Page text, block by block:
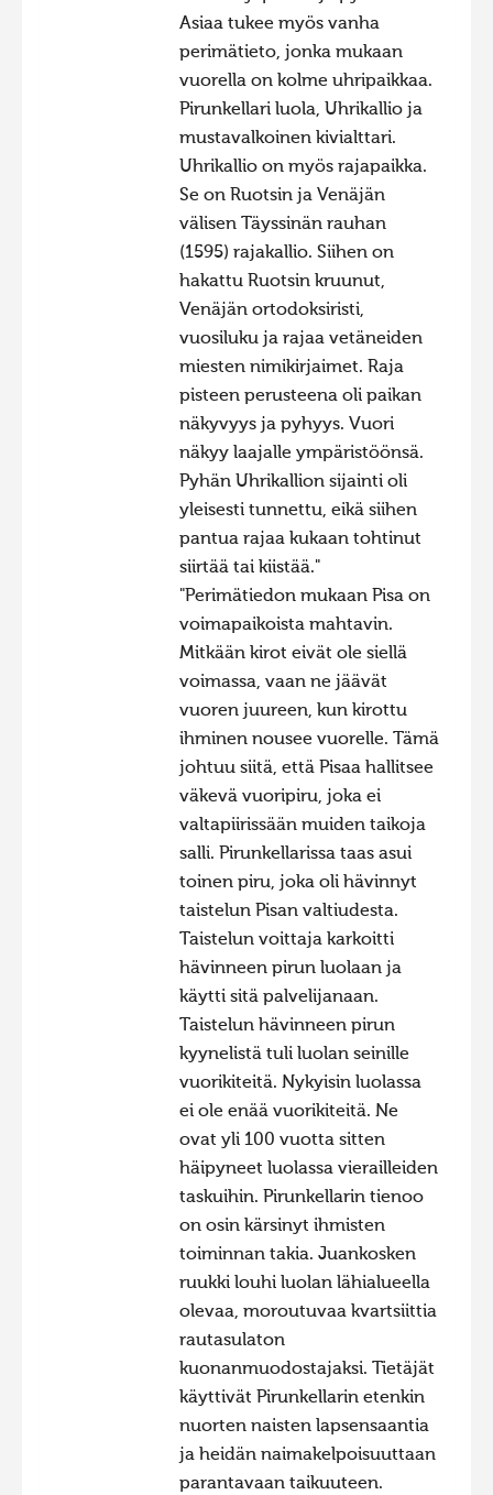
Asiaa tukee myös vanha
perimätieto, jonka mukaan
vuorella on kolme uhripaikkaa.
Pirunkellari luola, Uhrikallio ja
mustavalkoinen kivialttari.
Uhrikallio on myös rajapaikka.
Se on Ruotsin ja Venäjän
välisen Täyssinän rauhan
(1595) rajakallio. Siihen on
hakattu Ruotsin kruunut,
Venäjän ortodoksiristi,
vuosiluku ja rajaa vetäneiden
miesten nimikirjaimet. Raja
pisteen perusteena oli paikan
näkyvyys ja pyhyys. Vuori
näkyy laajalle ympäristöönsä.
Pyhän Uhrikallion sijainti oli
yleisesti tunnettu, eikä siihen
pantua rajaa kukaan tohtinut
siirtää tai kiistää."
"Perimätiedon mukaan Pisa on
voimapaikoista mahtavin.
Mitkään kirot eivät ole siellä
voimassa, vaan ne jäävät
vuoren juureen, kun kirottu
ihminen nousee vuorelle. Tämä
johtuu siitä, että Pisaa hallitsee
väkevä vuoripiru, joka ei
valtapiirissään muiden taikoja
salli. Pirunkellarissa taas asui
toinen piru, joka oli hävinnyt
taistelun Pisan valtiudesta.
Taistelun voittaja karkoitti
hävinneen pirun luolaan ja
käytti sitä palvelijanaan.
Taistelun hävinneen pirun
kyynelistä tuli luolan seinille
vuorikiteitä. Nykyisin luolassa
ei ole enää vuorikiteitä. Ne
ovat yli 100 vuotta sitten
häipyneet luolassa vierailleiden
taskuihin. Pirunkellarin tienoo
on osin kärsinyt ihmisten
toiminnan takia. Juankosken
ruukki louhi luolan lähialueella
olevaa, moroutuvaa kvartsiittia
rautasulaton
kuonanmuodostajaksi. Tietäjät
käyttivät Pirunkellarin etenkin
nuorten naisten lapsensaantia
ja heidän naimakelpoisuuttaan
parantavaan taikuuteen.